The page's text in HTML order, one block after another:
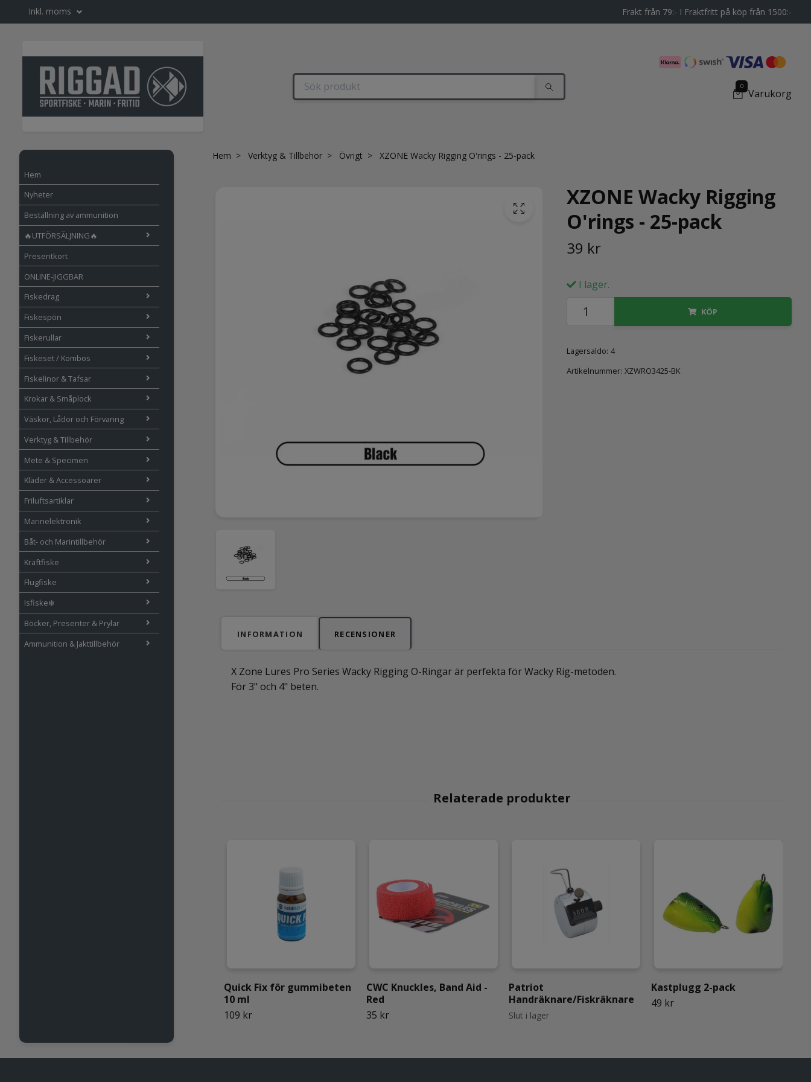
Inkl. moms Frakt från 79:- I Fraktfritt på köp från 1500:-
0
Varukorg
Hem
Nyheter
Beställning av ammunition
🔥UTFÖRSÄLJNING🔥
Presentkort
ONLINE-JIGGBAR
Fiskedrag
Fiskespön
Fiskerullar
Fiskeset / Kombos
Fiskelinor & Tafsar
Krokar & Småplock
Väskor, Lådor och Förvaring
Verktyg & Tillbehör
Mete & Specimen
Kläder & Accessoarer
Friluftsartiklar
Marinelektronik
Båt- och Marintillbehör
Kräftfiske
Flugfiske
Isfiske❄️
Böcker, Presenter & Prylar
Ammunition & Jakttillbehör
Hem Verktyg & Tillbehör Övrigt XZONE Wacky Rigging O'rings - 25-pack
XZONE Wacky Rigging
O'rings - 25-pack
39 kr
I lager.
KÖP
Lagersaldo: 4
Artikelnummer: XZWRO3425-BK
INFORMATION RECENSIONER
X Zone Lures Pro Series Wacky Rigging O-Ringar är perfekta för Wacky Rig-metoden.
För 3" och 4" beten.
Quick Fix för gummibeten
10 ml
109 kr
CWC Knuckles, Band Aid -
Red
35 kr
Patriot
Handräknare/Fiskräknare
Slut i lager
Kastplugg 2-pack
49 kr